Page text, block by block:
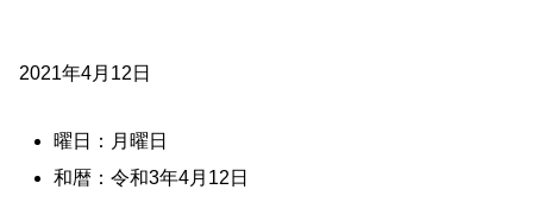
2021年4月12日
曜日：月曜日
和暦：令和3年4月12日